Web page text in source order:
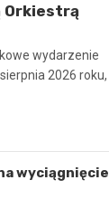
Orkiestrą
wydarzenie
2026 roku,
wyciągnięcie